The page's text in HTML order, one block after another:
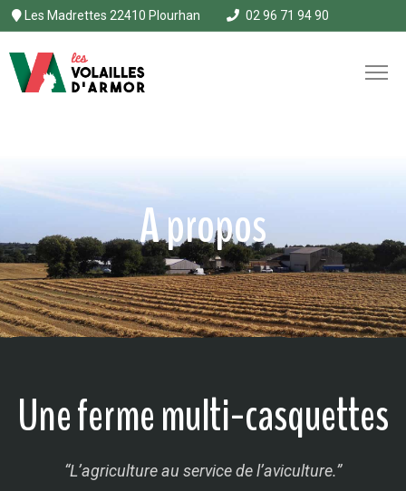
Les Madrettes 22410 Plourhan 02 96 71 94 90
A propos
Une ferme multi-casquettes
“L’agriculture au service de l’aviculture.”